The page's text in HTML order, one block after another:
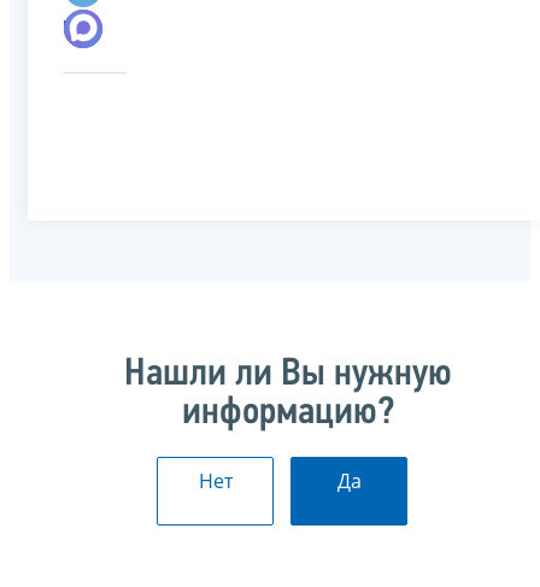
Нашли ли Вы нужную
информацию?
Нет Да